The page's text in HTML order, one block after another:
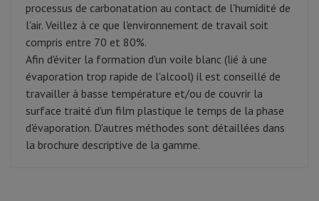
processus de carbonatation au contact de l'humidité de
l'air. Veillez à ce que l'environnement de travail soit
compris entre 70 et 80%.
Afin d'éviter la formation d'un voile blanc (lié à une
évaporation trop rapide de l'alcool) il est conseillé de
travailler à basse température et/ou de couvrir la
surface traité d'un film plastique le temps de la phase
d'évaporation. D'autres méthodes sont détaillées dans
la brochure descriptive de la gamme.